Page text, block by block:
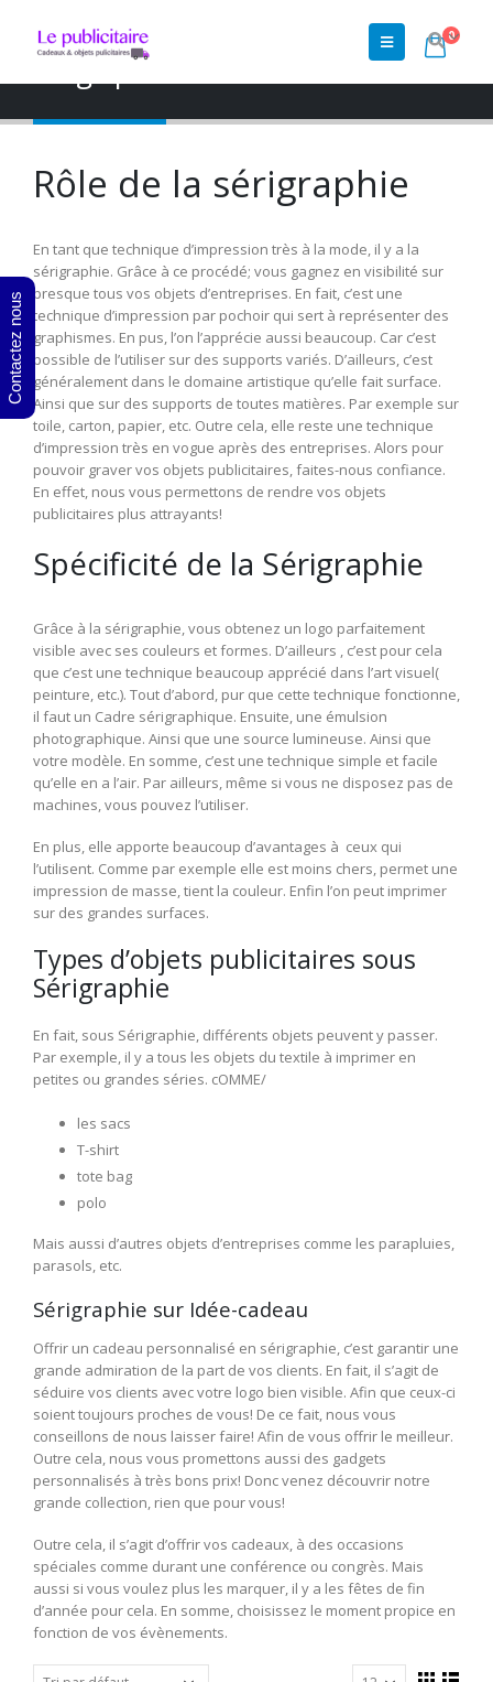
0
Accueil » Shop »
Sérigraphie
Rôle de la sérigraphie
En tant que technique d’impression très à la mode, il y a la
sérigraphie. Grâce à ce procédé; vous gagnez en visibilité sur
presque tous vos objets d’entreprises. En fait, c’est une
technique d’impression par pochoir qui sert à représenter des
graphismes. En pus, l’on l’apprécie aussi beaucoup. Car c’est
possible de l’utiliser sur des supports variés. D’ailleurs, c’est
généralement dans le domaine artistique qu’elle fait surface.
Ainsi que sur des supports de toutes matières. Par exemple sur
toile, carton, papier, etc. Outre cela, elle reste une technique
d’impression très en vogue après des entreprises. Alors pour
pouvoir graver vos objets publicitaires, faites-nous confiance.
En effet, nous vous permettons de rendre vos objets
publicitaires plus attrayants!
Spécificité de la Sérigraphie
Grâce à la sérigraphie, vous obtenez un logo parfaitement
visible avec ses couleurs et formes. D’ailleurs , c’est pour cela
que c’est une technique beaucoup apprécié dans l’art visuel(
peinture, etc.). Tout d’abord, pur que cette technique fonctionne,
il faut un Cadre sérigraphique. Ensuite, une émulsion
photographique. Ainsi que une source lumineuse. Ainsi que
votre modèle. En somme, c’est une technique simple et facile
qu’elle en a l’air. Par ailleurs, même si vous ne disposez pas de
machines, vous pouvez l’utiliser.
En plus, elle apporte beaucoup d’avantages à ceux qui
l’utilisent. Comme par exemple elle est moins chers, permet une
impression de masse, tient la couleur. Enfin l’on peut imprimer
sur des grandes surfaces.
Types d’objets publicitaires sous
Sérigraphie
En fait, sous Sérigraphie, différents objets peuvent y passer.
Par exemple, il y a tous les objets du textile à imprimer en
petites ou grandes séries. cOMME/
les sacs
T-shirt
tote bag
polo
Mais aussi d’autres objets d’entreprises comme les parapluies,
parasols, etc.
Sérigraphie sur Idée-cadeau
Offrir un cadeau personnalisé en sérigraphie, c’est garantir une
grande admiration de la part de vos clients. En fait, il s’agit de
séduire vos clients avec votre logo bien visible. Afin que ceux-ci
soient toujours proches de vous! De ce fait, nous vous
conseillons de nous laisser faire! Afin de vous offrir le meilleur.
Outre cela, nous vous promettons aussi des gadgets
personnalisés à très bons prix! Donc venez découvrir notre
grande collection, rien que pour vous!
Outre cela, il s’agit d’offrir vos cadeaux, à des occasions
spéciales comme durant une conférence ou congrès. Mais
aussi si vous voulez plus les marquer, il y a les fêtes de fin
d’année pour cela. En somme, choisissez le moment propice en
fonction de vos évènements.
Contactez nous